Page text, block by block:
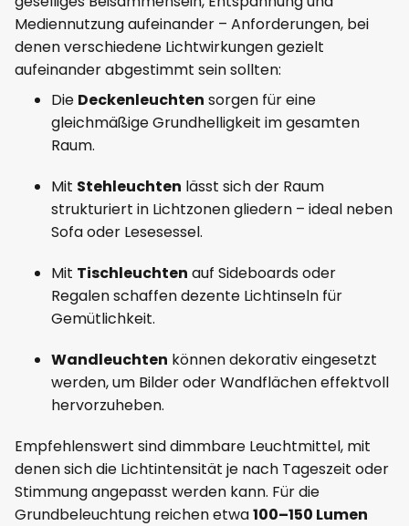
Mediennutzung aufeinander – Anforderungen, bei
denen verschiedene Lichtwirkungen gezielt
aufeinander abgestimmt sein sollten:
Die Deckenleuchten sorgen für eine
gleichmäßige Grundhelligkeit im gesamten
Raum.
Mit Stehleuchten lässt sich der Raum
strukturiert in Lichtzonen gliedern – ideal neben
Sofa oder Lesesessel.
Mit Tischleuchten auf Sideboards oder
Regalen schaffen dezente Lichtinseln für
Gemütlichkeit.
Wandleuchten können dekorativ eingesetzt
werden, um Bilder oder Wandflächen effektvoll
hervorzuheben.
Empfehlenswert sind dimmbare Leuchtmittel, mit
denen sich die Lichtintensität je nach Tageszeit oder
Stimmung angepasst werden kann. Für die
Grundbeleuchtung reichen etwa100–150 Lumen